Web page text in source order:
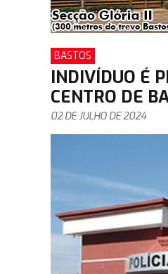
BASTOS
INDIVÍDUO É
CENTRO DE
02 DE JULHO DE 2024